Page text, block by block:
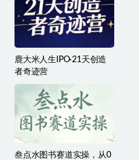
鹿大米人生IPO·21天创造
者奇迹营
叁点水图书赛道实操，从0